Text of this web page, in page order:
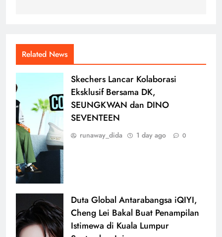
Related News
Skechers Lancar Kolaborasi
Eksklusif Bersama DK,
SEUNGKWAN dan DINO
SEVENTEEN
runaway_dida 1 day ago 0
Duta Global Antarabangsa iQIYI,
Cheng Lei Bakal Buat Penampilan
Istimewa di Kuala Lumpur